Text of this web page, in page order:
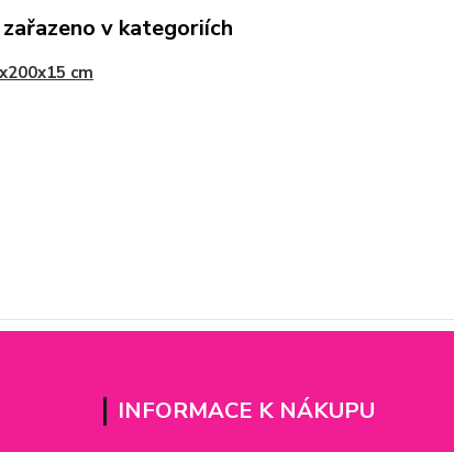
v kategoriích
cm
INFORMACE K NÁKUPU